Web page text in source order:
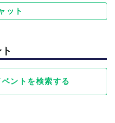
ット
ントを検索する